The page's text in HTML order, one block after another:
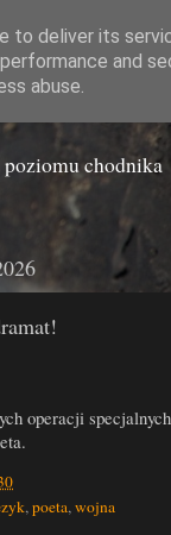
chodnika
operacji
,poeta,wojna
to deliver its
and
abuse.